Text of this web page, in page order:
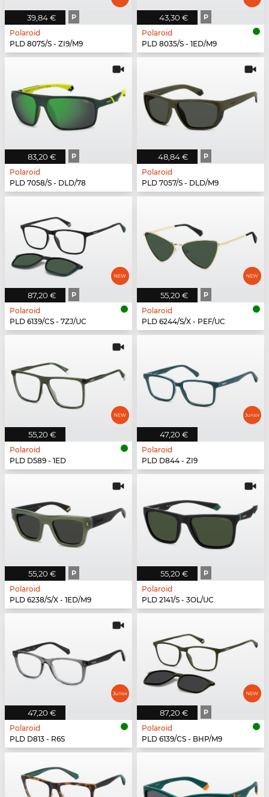
39,84 € P
Polaroid
PLD 8075/S - ZI9/M9
43,30 € P
Polaroid
PLD 8035/S - 1ED/M9
83,20 € P
Polaroid
PLD 7058/S - DLD/78
48,84 € P
Polaroid
PLD 7057/S - DLD/M9
87,20 € P
Polaroid
PLD 6139/CS - 7ZJ/UC
55,20 € P
Polaroid
PLD 6244/S/X - PEF/UC
55,20 €
Polaroid
PLD D589 - 1ED
47,20 €
Polaroid
PLD D844 - ZI9
55,20 € P
Polaroid
PLD 6238/S/X - 1ED/M9
55,20 € P
Polaroid
PLD 2141/S - 3OL/UC
47,20 €
Polaroid
PLD D813 - R6S
87,20 € P
Polaroid
PLD 6139/CS - BHP/M9